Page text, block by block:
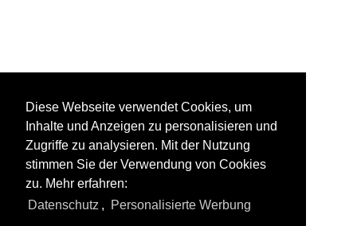
Diese Webseite verwendet Cookies, um
Inhalte und Anzeigen zu personalisieren und
Zugriffe zu analysieren. Mit der Nutzung
stimmen Sie der Verwendung von Cookies
zu. Mehr erfahren:
Datenschutz , Personalisierte Werbung